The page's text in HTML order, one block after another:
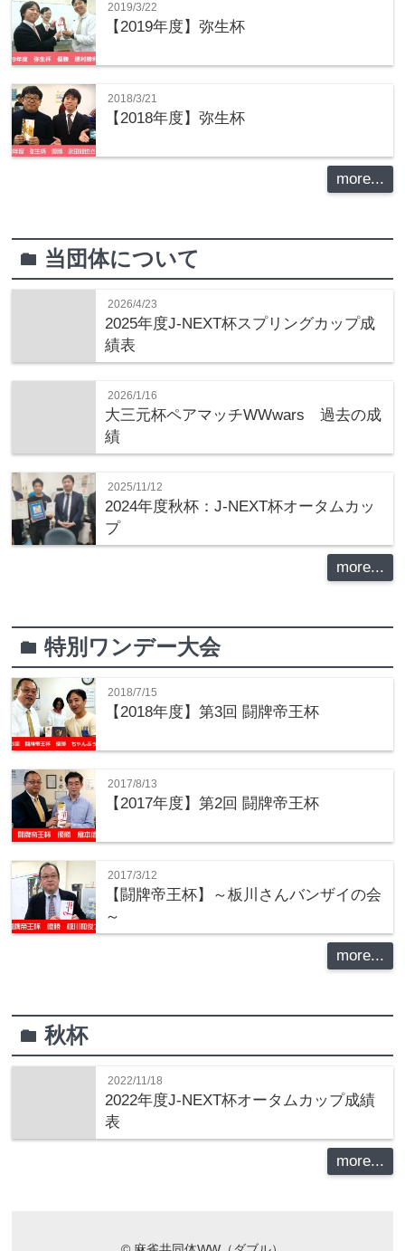
2019/3/22
【2019年度】弥生杯
2018/3/21
【2018年度】弥生杯
more...
folder 当団体について
2026/4/23
2025年度J-NEXT杯スプリングカップ成
績表
2026/1/16
大三元杯ペアマッチWWwars 過去の成
績
2025/11/12
2024年度秋杯：J-NEXT杯オータムカッ
プ
more...
folder特別ワンデー大会
2018/7/15
【2018年度】第3回 闘牌帝王杯
2017/8/13
【2017年度】第2回 闘牌帝王杯
2017/3/12
【闘牌帝王杯】～板川さんバンザイの会
～
more...
folder秋杯
2022/11/18
2022年度J-NEXT杯オータムカップ成績
表
more...